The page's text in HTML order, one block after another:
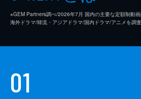
※GEM Partners調べ/2026年7⽉ 国内の主要な定額制動
海外ドラマ/韓流・アジアドラマ/国内ドラマ/アニメを調
01